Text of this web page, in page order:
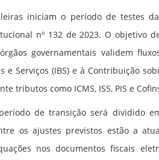
iniciam o período de testes
nº 132 de 2023. O objetivo
governamentais validem
Serviços (IBS) e à Contribuição
tributos como ICMS, ISS, PIS e
de transição será dividido
os ajustes previstos estão a
nos documentos fiscais